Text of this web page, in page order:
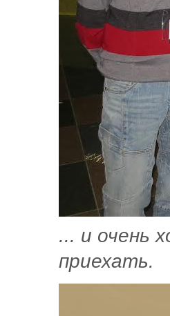
... и очень
приехать.